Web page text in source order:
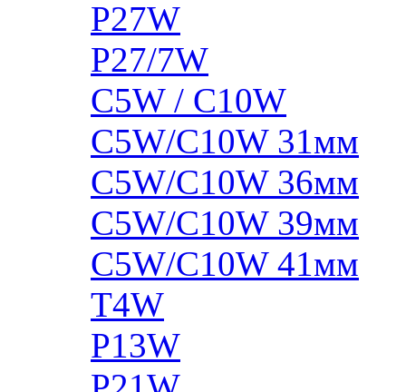
P27W
P27/7W
C5W / C10W
C5W/C10W 31мм
C5W/C10W 36мм
C5W/C10W 39мм
C5W/C10W 41мм
T4W
P13W